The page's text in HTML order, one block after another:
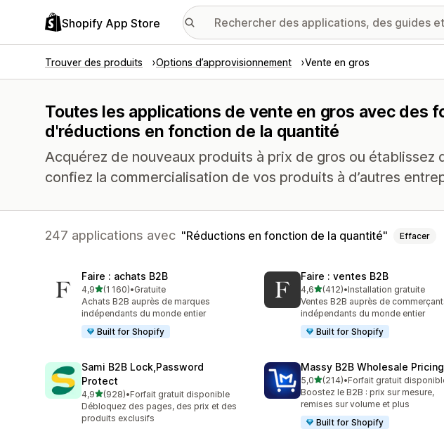
Shopify App Store
Trouver des produits Options d’approvisionnement Vente en gros
Toutes les applications de vente en gros avec des
d'réductions en fonction de la quantité
Acquérez de nouveaux produits à prix de gros ou établissez
confiez la commercialisation de vos produits à d’autres
247 applications avec Réductions en fonction de la quantité Effacer
Faire : achats B2B
4,9étoile(s) sur 5
(1 160)
1160 avis au total
•Gratuite
Achats B2B auprès de marques
indépendants du monde entier
Built for Shopify
Faire : ventes B2B
4,6étoile(s) sur 5
(412)
412 avis au total
•Installation gratuite
Ventes B2B auprès de
indépendants du monde entier
Built for Shopify
Sami B2B Lock,Password
Protect
4,9étoile(s) sur 5
(928)
928 avis au total
•Forfait gratuit disponible
Débloquez des pages, des prix et des
produits exclusifs
Massy B2B Wholesale Pricing
5,0étoile(s) sur 5
(214)
214 avis au total
•Forfait gratuit
Boostez le B2B : prix sur mesure,
remises sur volume et plus
Built for Shopify